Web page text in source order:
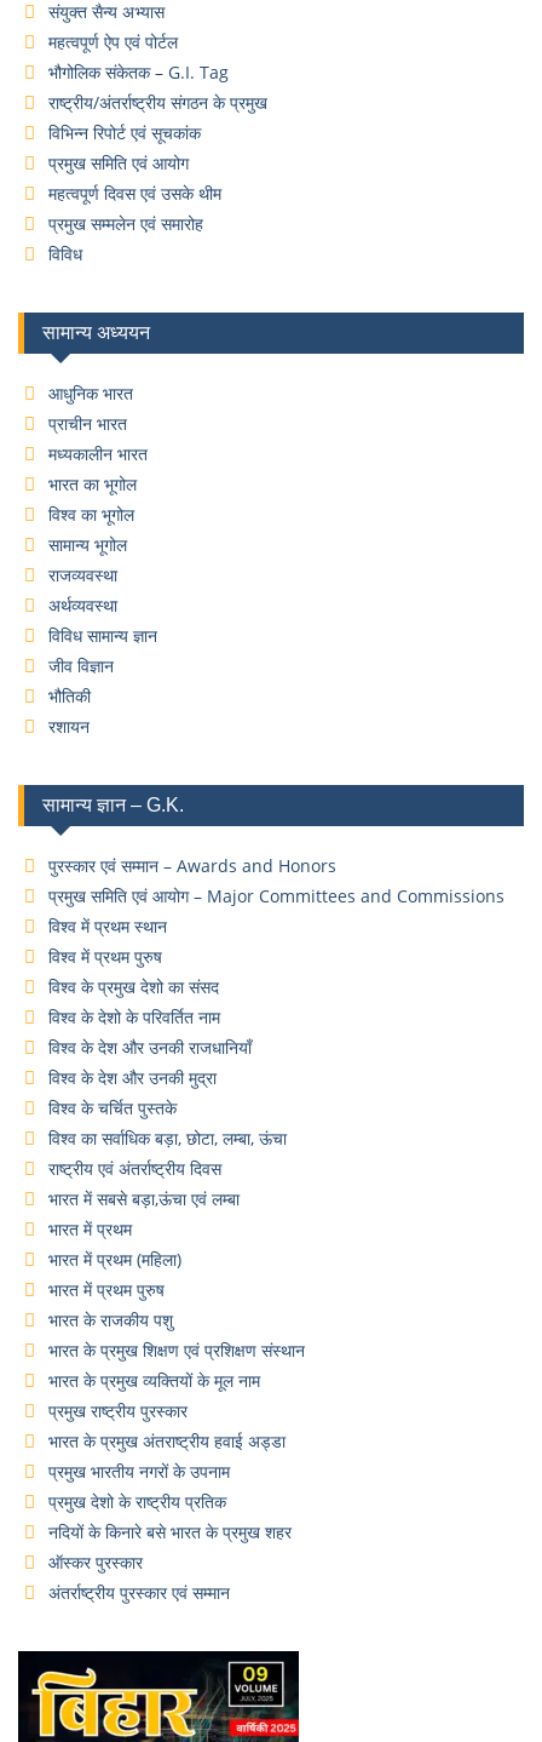
संयुक्त सैन्य अभ्यास
महत्वपूर्ण ऐप एवं पोर्टल
भौगोलिक संकेतक – G.I. Tag
राष्ट्रीय/अंतर्राष्ट्रीय संगठन के प्रमुख
विभिन्न रिपोर्ट एवं सूचकांक
प्रमुख समिति एवं आयोग
महत्वपूर्ण दिवस एवं उसके थीम
प्रमुख सम्मलेन एवं समारोह
विविध
सामान्य अध्ययन
आधुनिक भारत
प्राचीन भारत
मध्यकालीन भारत
भारत का भूगोल
विश्व का भूगोल
सामान्य भूगोल
राजव्यवस्था
अर्थव्यवस्था
विविध सामान्य ज्ञान
जीव विज्ञान
भौतिकी
रशायन
सामान्य ज्ञान – G.K.
पुरस्कार एवं सम्मान – Awards and Honors
प्रमुख समिति एवं आयोग – Major Committees and Commissions
विश्व में प्रथम स्थान
विश्व में प्रथम पुरुष
विश्व के प्रमुख देशो का संसद
विश्व के देशो के परिवर्तित नाम
विश्व के देश और उनकी राजधानियाँ
विश्व के देश और उनकी मुद्रा
विश्व के चर्चित पुस्तके
विश्व का सर्वाधिक बड़ा, छोटा, लम्बा, ऊंचा
राष्ट्रीय एवं अंतर्राष्ट्रीय दिवस
भारत में सबसे बड़ा,ऊंचा एवं लम्बा
भारत में प्रथम
भारत में प्रथम (महिला)
भारत में प्रथम पुरुष
भारत के राजकीय पशु
भारत के प्रमुख शिक्षण एवं प्रशिक्षण संस्थान
भारत के प्रमुख व्यक्तियों के मूल नाम
प्रमुख राष्ट्रीय पुरस्कार
भारत के प्रमुख अंतराष्ट्रीय हवाई अड्डा
प्रमुख भारतीय नगरों के उपनाम
प्रमुख देशो के राष्ट्रीय प्रतिक
नदियों के किनारे बसे भारत के प्रमुख शहर
ऑस्कर पुरस्कार
अंतर्राष्ट्रीय पुरस्कार एवं सम्मान